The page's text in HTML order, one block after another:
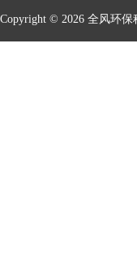
Copyright © 2026 全风环